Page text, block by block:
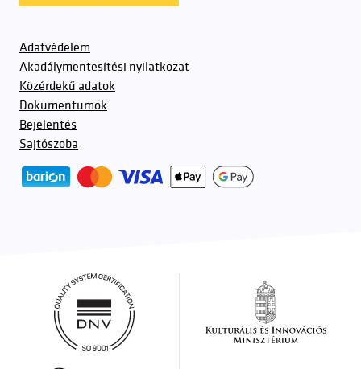
Adatvédelem
Akadálymentesítési nyilatkozat
Közérdekű adatok
Dokumentumok
Bejelentés
Sajtószoba